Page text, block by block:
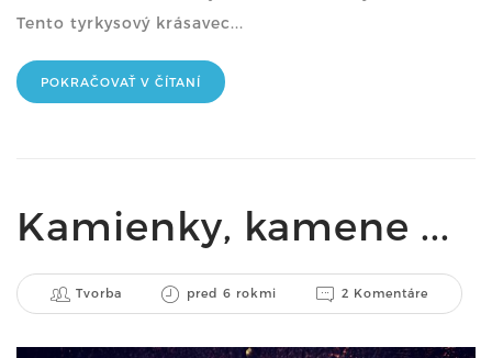
Tento tyrkysový krásavec...
POKRAČOVAŤ V ČÍTANÍ
Kamienky, kamene ...
Tvorba pred 6 rokmi 2 Komentáre